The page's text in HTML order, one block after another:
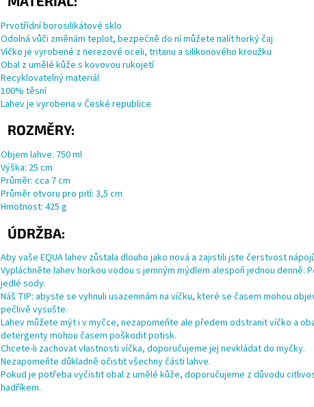
Prvotřídní borosilikátové sklo
Odolná vůči změnám teplot, bezpečně do ní můžete nalít horký čaj
Víčko je vyrobené z nerezové oceli, tritanu a silikonového kroužku
Obal z umělé kůže s kovovou rukojetí
Recyklovatelný materiál
100% těsní
Lahev je vyrobena v České republice
ROZMĚRY:
Objem lahve: 750 ml
Výška: 25 cm
Průměr: cca 7 cm
Průměr otvoru pro pití: 3,5 cm
Hmotnost: 425 g
ÚDRŽBA:
Aby vaše EQUA lahev zůstala dlouho jako nová a zajistili jste čerstvost
Vypláchněte lahev horkou vodou s jemným mýdlem alespoň jednou
jedlé sody.
Náš TIP: abyste se vyhnuli usazeninám na víčku, které se časem mohou
pečlivě vysušte.
Lahev můžete mýt i v myčce, nezapomeňte ale předem odstranit víčko a
detergenty mohou časem poškodit potisk.
Chcete-li zachovat vlastnosti víčka, doporučujeme jej nevkládat do myčky.
Nezapomeňte důkladně očistit všechny části lahve.
Pokud je potřeba vyčistit obal z umělé kůže, doporučujeme z důvodu
hadříkem.